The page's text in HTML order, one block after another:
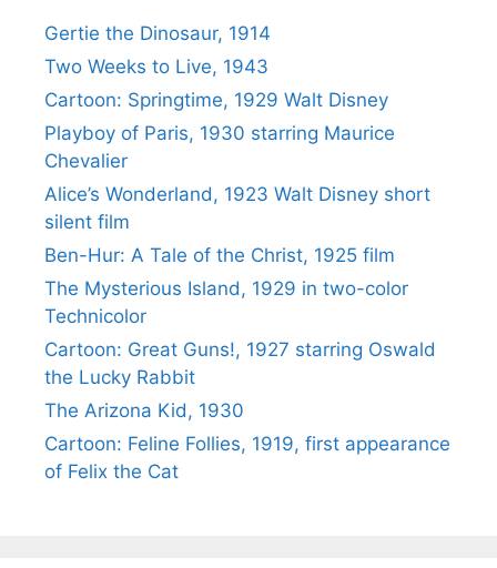
Gertie the Dinosaur, 1914
Two Weeks to Live, 1943
Cartoon: Springtime, 1929 Walt Disney
Playboy of Paris, 1930 starring Maurice
Chevalier
Alice’s Wonderland, 1923 Walt Disney short
silent film
Ben-Hur: A Tale of the Christ, 1925 film
The Mysterious Island, 1929 in two-color
Technicolor
Cartoon: Great Guns!, 1927 starring Oswald
the Lucky Rabbit
The Arizona Kid, 1930
Cartoon: Feline Follies, 1919, first appearance
of Felix the Cat